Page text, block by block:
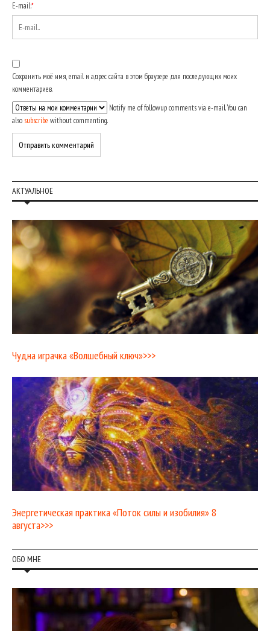
E-mail:*
Сохранить моё имя, email и адрес сайта в этом браузере для последующих моих
комментариев.
Notify me of followup comments via e-mail. You can
also subscribe without commenting.
АКТУАЛЬНОЕ
Чудна играчка «Волшебный ключ»>>>
Энергетическая практика «Поток силы и изобилия» 8
августа>>>
ОБО МНЕ